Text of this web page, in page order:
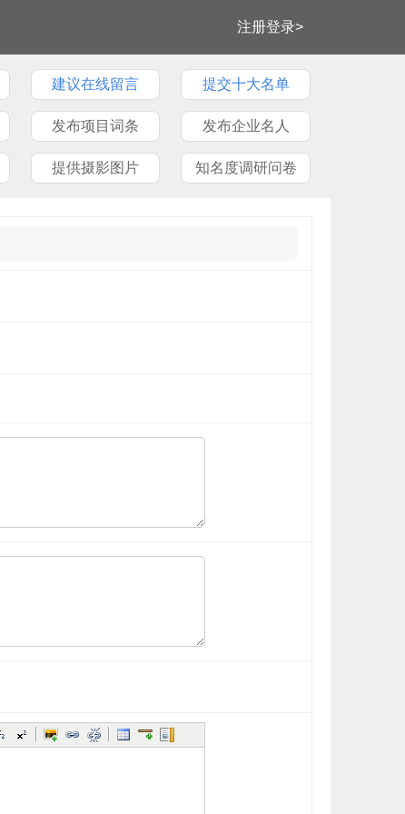
注册登录>
建议在线留言 提交十大名单
发布项目词条 发布企业名人
提供摄影图片 知名度调研问卷